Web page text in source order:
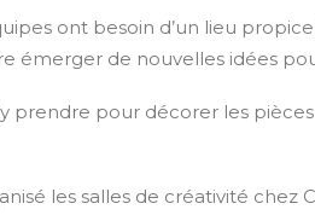
ont besoin d’un lieu
émerger de nouvelles idées
prendre pour décorer les
les salles de créativité chez